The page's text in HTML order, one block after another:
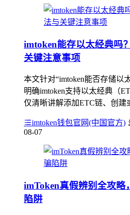
imtoken能存以太经典吗
关键注意事项
本文针对“imtoken能否存储以
明确imtoken支持以太经典（
仅清晰讲解添加ETC链、创建
imtoken钱包官网(中国官方)
08-07
imToken真假辨别全攻略
陷阱